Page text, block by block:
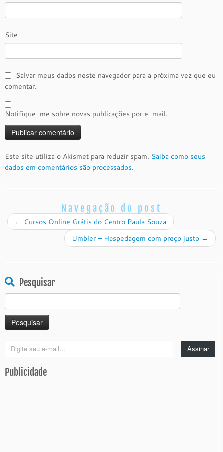
Site
Salvar meus dados neste navegador para a próxima vez que eu
comentar.
Notifique-me sobre novas publicações por e-mail.
Este site utiliza o Akismet para reduzir spam. Saiba como seus
dados em comentários são processados.
Navegação do post
← Cursos Online Grátis do Centro Paula Souza
Umbler – Hospedagem com preço justo →
Pesquisar
por:
Digite
e-
mail…
Assinar
Publicidade